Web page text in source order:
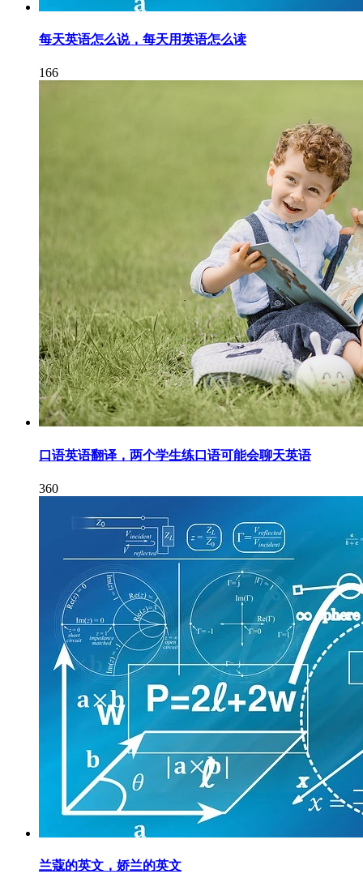
每天英语怎么说，每天用英语怎么读
166
口语英语翻译，两个学生练口语可能会聊天英语
360
兰蔻的英文，娇兰的英文